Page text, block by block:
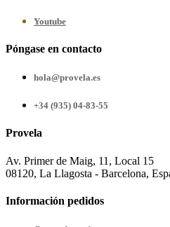
Youtube
Póngase en contacto
hola@provela.es
+34 (935) 04-83-55
Provela
Av. Primer de Maig, 11, Local 15
08120, La Llagosta - Barcelona,
Información pedidos